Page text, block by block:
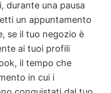
durante una pausa
un appuntamento
se il tuo negozio è
ai tuoi profili
il tempo che
in cui i